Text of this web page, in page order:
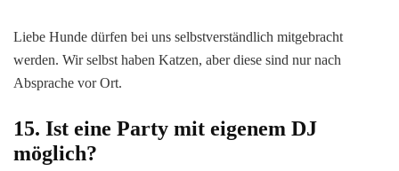
Liebe Hunde dürfen bei uns selbstverständlich mitgebracht
werden. Wir selbst haben Katzen, aber diese sind nur nach
Absprache vor Ort.
15. Ist eine Party mit eigenem DJ
möglich?